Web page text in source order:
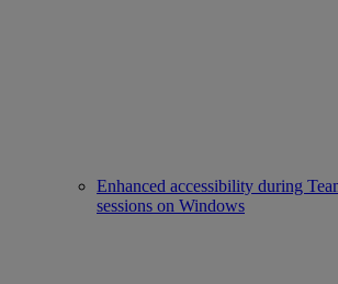
Enhanced accessibility during
sessions on Windows